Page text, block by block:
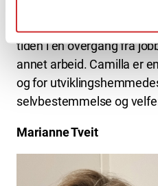
barnehage og på
borettslag hvor hun eier
tiden i en overgang fra
annet arbeid. Camilla er
og for
selvbestemmelse og
Marianne Tveit